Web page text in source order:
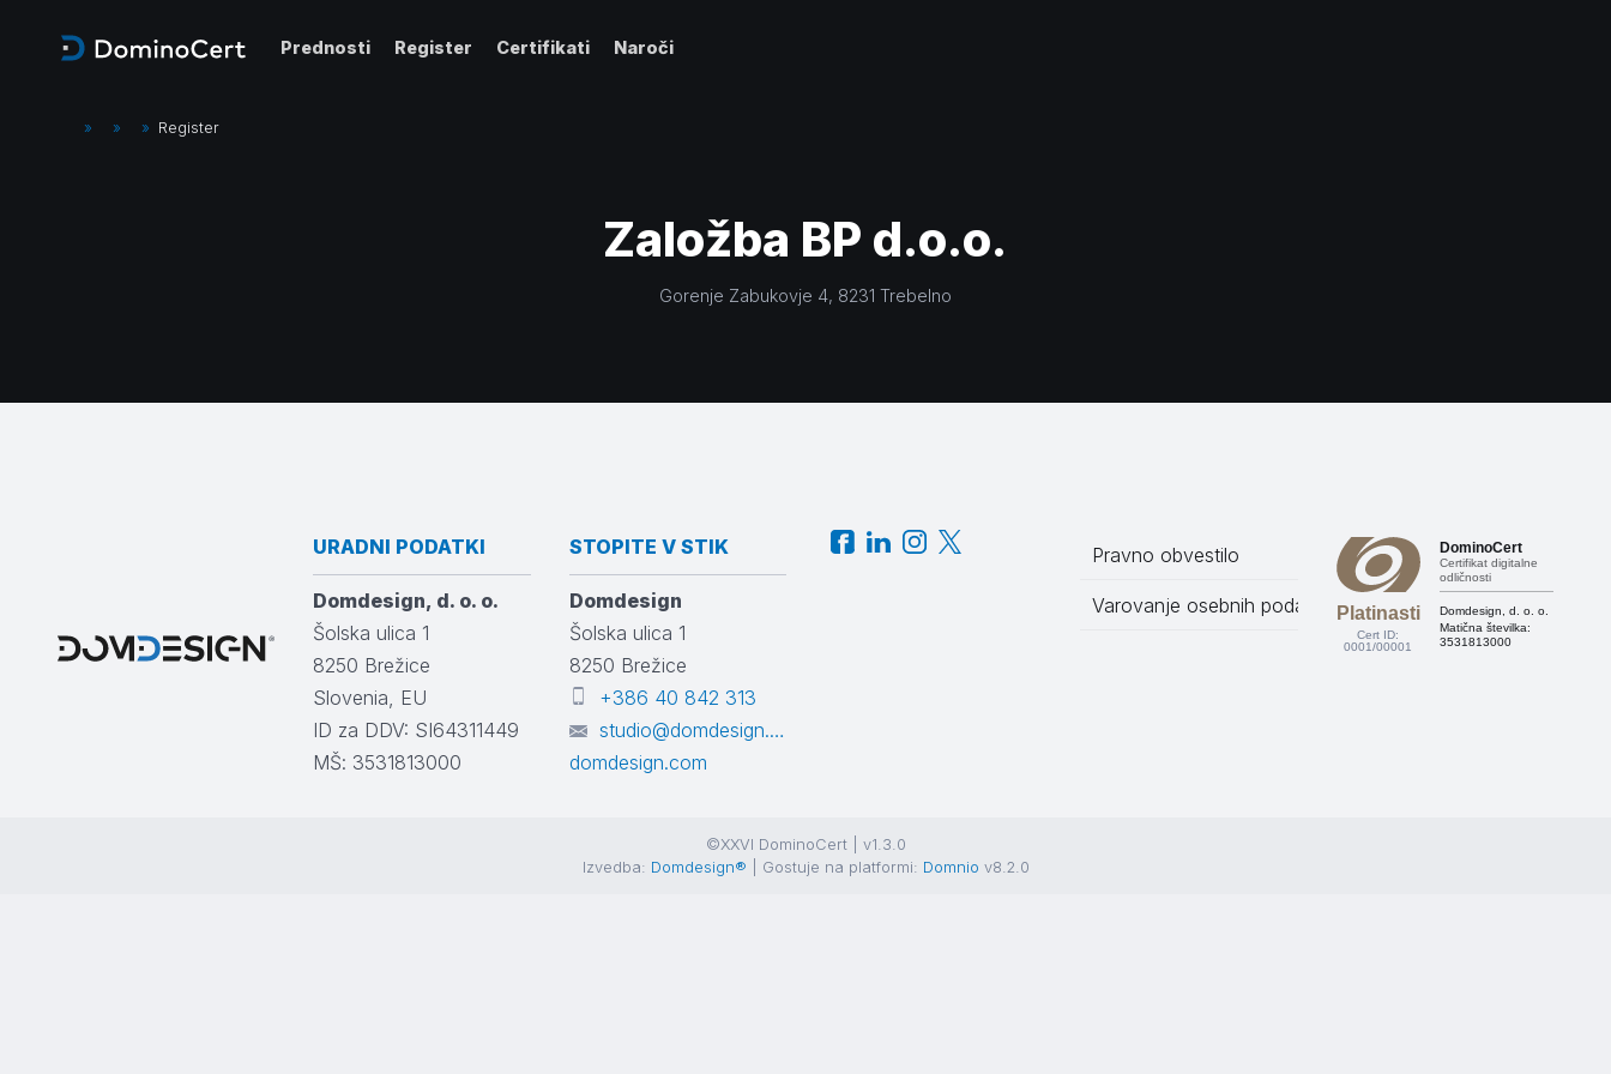
Prednosti Register Certifikati Naroči
» » » Register
Založba BP d.o.o.
Gorenje Zabukovje 4, 8231 Trebelno
URADNI PODATKI
Domdesign, d. o. o.
Šolska ulica 1
8250 Brežice
Slovenia, EU
ID za DDV: SI64311449
MŠ: 3531813000
STOPITE V STIK
Domdesign
Šolska ulica 1
8250 Brežice
+386 40 842 313
studio@domdesign.com
domdesign.com
Pravno obvestilo
Varovanje osebnih podatkovPlatinasti
Cert ID:
0001/00001
DominoCert
Certifikat digitalne
odličnosti
Domdesign, d. o. o.
Matična številka:
3531813000
©XXVI DominoCert | v1.3.0
Izvedba: Domdesign® | Gostuje na platformi: Domnio v8.2.0